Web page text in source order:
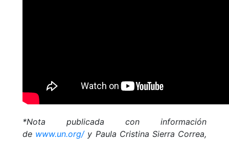
*Nota publicada con información
de www.un.org/y Paula Cristina Sierra Correa,